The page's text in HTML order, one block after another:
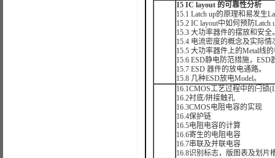
15 IC layout 的可靠性分析
15.1 Latch up的原理和易发生
15.2 IC layout中如何预防Latch
15.3 大功率器件的摆放和安全
15.4 电流密度的概念及实际情
15.5 大功率器件上的Metal线
15.6 ESD静电防范措施，ESD
15.7 ESD 器件的放电通路。
15.8 几种ESD放电Model。
16.1CMOS工艺过程中的闩锁
16.2衬底/阱接触孔
16.3CMOS电阻电容的实现
16.4保护链
16.5电阻电容的计算
16.6寄生的电阻电容
16.7串联及并联电容
16.8识别标志，版图表及划片